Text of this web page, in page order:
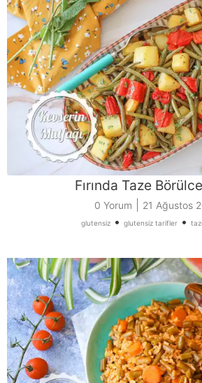
Fırında Taze
0 Yorum 21 Ağustos
glutensiz• glutensiz tarifler•